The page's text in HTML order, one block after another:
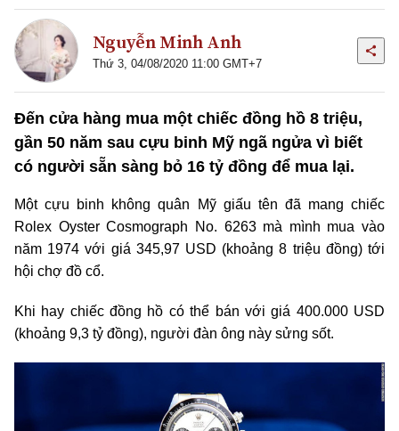
Nguyễn Minh Anh
Thứ 3, 04/08/2020 11:00 GMT+7
Đến cửa hàng mua một chiếc đồng hồ 8 triệu,
gần 50 năm sau cựu binh Mỹ ngã ngửa vì biết
có người sẵn sàng bỏ 16 tỷ đồng để mua lại.
Một cựu binh không quân Mỹ giấu tên đã mang chiếc
Rolex Oyster Cosmograph No. 6263 mà mình mua vào
năm 1974 với giá 345,97 USD (khoảng 8 triệu đồng) tới
hội chợ đồ cổ.
Khi hay chiếc đồng hồ có thể bán với giá 400.000 USD
(khoảng 9,3 tỷ đồng), người đàn ông này sửng sốt.